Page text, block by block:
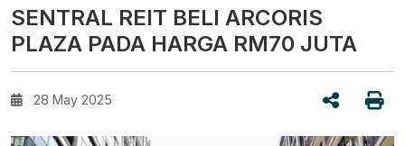
SENTRAL REIT BELI ARCORIS
PLAZA PADA HARGA RM70 JUTA
28 May 2025